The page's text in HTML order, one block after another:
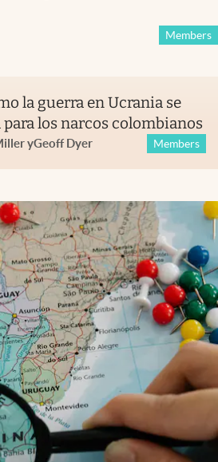
Members
la guerra en Ucrania se
los narcos colombianos
yGeoff Dyer Members